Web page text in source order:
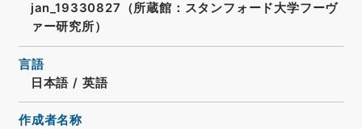
jan_19330827（所蔵館：スタンフォード大学フーヴ
ァー研究所）
言語
日本語 / 英語
作成者名称